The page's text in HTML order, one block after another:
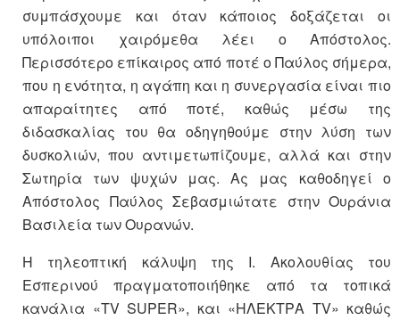
συμπάσχουμε και όταν κάποιος δοξάζεται οι
υπόλοιποι χαιρόμεθα λέει ο Απόστολος.
Περισσότερο επίκαιρος από ποτέ ο Παύλος σήμερα,
που η ενότητα, η αγάπη και η συνεργασία είναι πιο
απαραίτητες από ποτέ, καθώς μέσω της
διδασκαλίας του θα οδηγηθούμε στην λύση των
δυσκολιών, που αντιμετωπίζουμε, αλλά και στην
Σωτηρία των ψυχών μας. Ας μας καθοδηγεί ο
Απόστολος Παύλος Σεβασμιώτατε στην Ουράνια
Βασιλεία των Ουρανών.
Η τηλεοπτική κάλυψη της Ι. Ακολουθίας του
Εσπερινού πραγματοποιήθηκε από τα τοπικά
κανάλια «TV SUPER», και «ΗΛΕΚΤΡΑ TV» καθώς